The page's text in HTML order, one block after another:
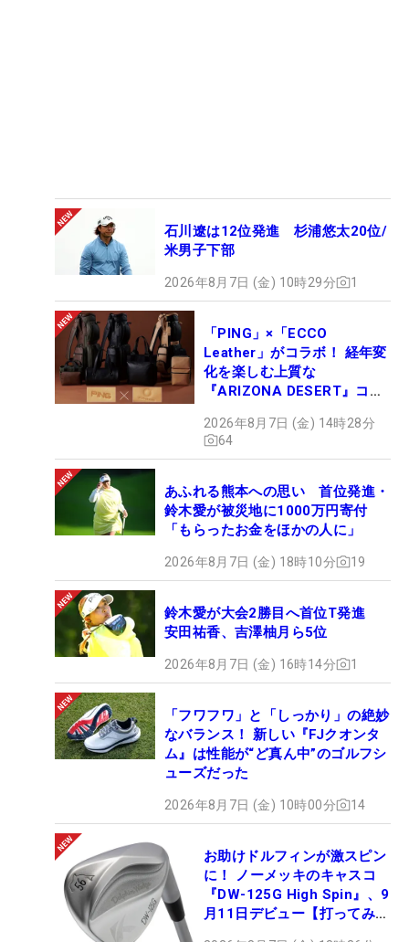
石川遼は12位発進 杉浦悠太20位/
米男子下部
2026年8月7日 (金) 10時29分 1
「PING」×「ECCO
Leather」がコラボ！ 経年変
化を楽しむ上質な
『ARIZONA DESERT』コレ
ュー
2026年8月7日 (金) 14時28分
64
あふれる熊本への思い 首位発進・
鈴木愛が被災地に1000万円寄付
「もらったお金をほかの人に」
2026年8月7日 (金) 18時10分 19
鈴木愛が大会2勝目へ首位T発進
安田祐香、吉澤柚月ら5位
2026年8月7日 (金) 16時14分 1
「フワフワ」と「しっかり」の絶妙
なバランス！ 新しい『FJクオンタ
ム』は性能が“ど真ん中”のゴルフシ
ューズだった
2026年8月7日 (金) 10時00分 14
お助けドルフィンが激スピン
に！ ノーメッキのキャスコ
『DW-125G High Spin』、9
月11日デビュー【打ってみ